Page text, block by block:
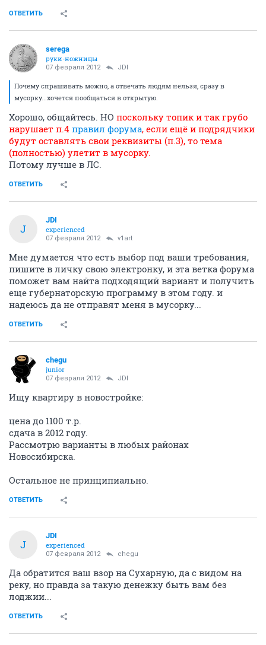
ОТВЕТИТЬ
serega
руки-ножницы
07 февраля 2012 JDI
Почему спрашивать можно, а отвечать людям нельзя, сразу в
мусорку...хочется пообщаться в открытую.
Хорошо, общайтесь. НО поскольку топик и так грубо
нарушает п.4 правил форума, если ещё и подрядчики
будут оставлять свои реквизиты (п.3), то тема
(полностью) улетит в мусорку.
Потому лучше в ЛС.
ОТВЕТИТЬ
J
JDI
experienced
07 февраля 2012 v1art
Мне думается что есть выбор под ваши требования,
пишите в личку свою электронку, и эта ветка форума
поможет вам найта подходящий вариант и получить
еще губернаторскую программу в этом году. и
надеюсь да не отправят меня в мусорку...
ОТВЕТИТЬ
chegu
junior
07 февраля 2012 JDI
Ищу квартиру в новостройке:
цена до 1100 т.р.
сдача в 2012 году.
Рассмотрю варианты в любых районах
Новосибирска.
Остальное не принципиально.
ОТВЕТИТЬ
J
JDI
experienced
07 февраля 2012 chegu
Да обратится ваш взор на Сухарную, да с видом на
реку, но правда за такую денежку быть вам без
лоджии...
ОТВЕТИТЬ